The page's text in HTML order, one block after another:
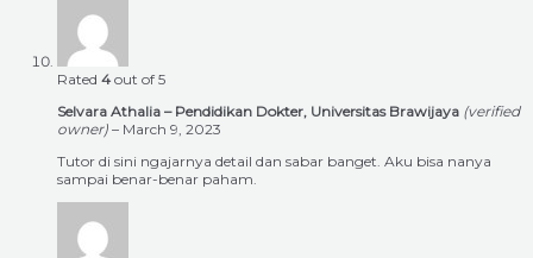
Rated 4 out of 5
Selvara Athalia – Pendidikan Dokter, Universitas Brawijaya (verified
owner) – March 9, 2023
Tutor di sini ngajarnya detail dan sabar banget. Aku bisa nanya
sampai benar-benar paham.